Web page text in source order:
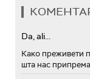
Da, ali...
Како преживети
шта нас